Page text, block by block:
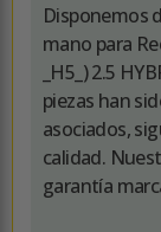
Disponemos
mano para
_H5_) 2.5
piezas han
asociados,
calidad.
garantía